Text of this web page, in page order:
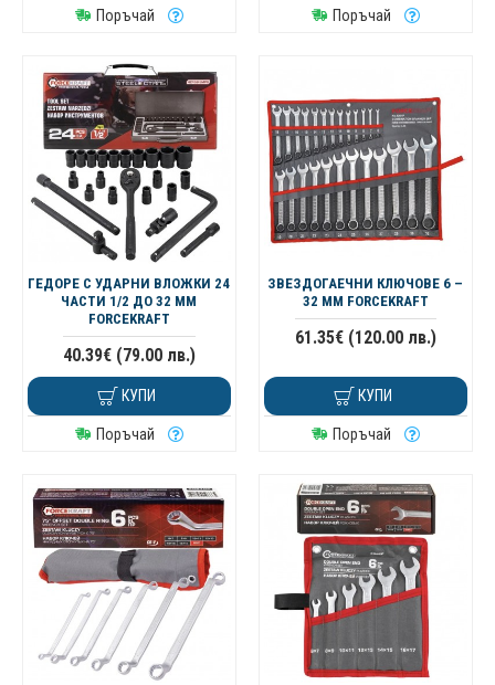
Поръчай Поръчай
ГЕДОРЕ С УДАРНИ ВЛОЖКИ 24
ЧАСТИ 1/2 ДО 32 ММ
FORCEKRAFT
40.39€ (79.00 лв.)
КУПИ
Поръчай
ЗВЕЗДОГАЕЧНИ КЛЮЧОВЕ 6 –
32 ММ FORCEKRAFT
61.35€ (120.00 лв.)
КУПИ
Поръчай